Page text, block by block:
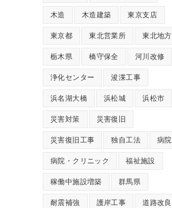
木造 木造建築 東京支店
東京都 東北営業所 東北地方
栃木県 橋守保全 河川改修
浄化センター 浚渫工事
浜名湖大橋 浜松城 浜松市
災害対策 災害復旧
災害復旧工事 独自工法 病院
病院・クリニック 福祉施設
稼働中施設増築 群馬県
耐震補強 護岸工事 道路改良